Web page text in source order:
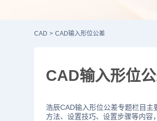
CAD > CAD输入形位公差
CAD输入形位
浩辰CAD输入形位公差专题栏目主
方法、设置技巧、设置步骤等内容